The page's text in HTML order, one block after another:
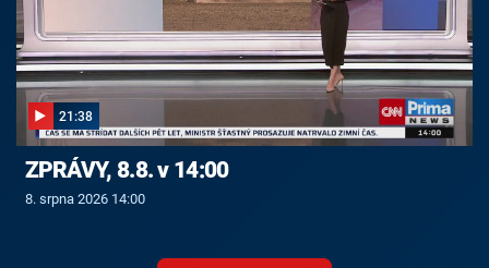
21:38
ZPRÁVY, 8.8. v 14:00
8. srpna 2026 14:00